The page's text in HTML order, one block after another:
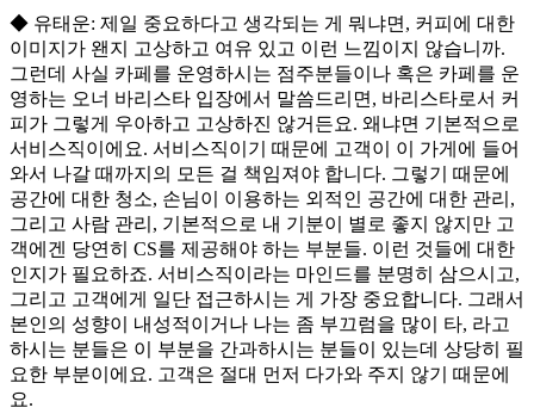
◆ 유태운: 제일 중요하다고 생각되는 게 뭐냐면, 커피에 대한
이미지가 왠지 고상하고 여유 있고 이런 느낌이지 않습니까.
그런데 사실 카페를 운영하시는 점주분들이나 혹은 카페를 운
영하는 오너 바리스타 입장에서 말씀드리면, 바리스타로서 커
피가 그렇게 우아하고 고상하진 않거든요. 왜냐면 기본적으로
서비스직이에요. 서비스직이기 때문에 고객이 이 가게에 들어
와서 나갈 때까지의 모든 걸 책임져야 합니다. 그렇기 때문에
공간에 대한 청소, 손님이 이용하는 외적인 공간에 대한 관리,
그리고 사람 관리, 기본적으로 내 기분이 별로 좋지 않지만 고
객에겐 당연히 CS를 제공해야 하는 부분들. 이런 것들에 대한
인지가 필요하죠. 서비스직이라는 마인드를 분명히 삼으시고,
그리고 고객에게 일단 접근하시는 게 가장 중요합니다. 그래서
본인의 성향이 내성적이거나 나는 좀 부끄럼을 많이 타, 라고
하시는 분들은 이 부분을 간과하시는 분들이 있는데 상당히 필
요한 부분이에요. 고객은 절대 먼저 다가와 주지 않기 때문에
요.